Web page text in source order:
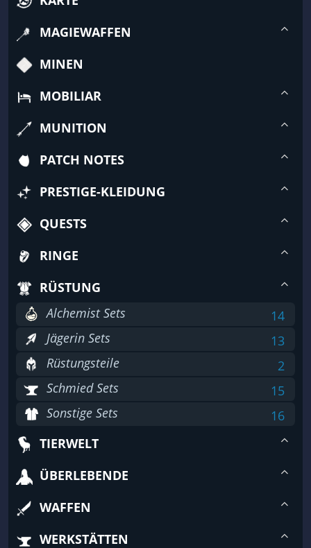
MAGIEWAFFEN
MINEN
MOBILIAR
MUNITION
PATCH NOTES
PRESTIGE-KLEIDUNG
QUESTS
RINGE
RÜSTUNG
Alchemist Sets
14
Jägerin Sets
13
Rüstungsteile
2
Schmied Sets
15
Sonstige Sets
16
TIERWELT
ÜBERLEBENDE
WAFFEN
WERKSTÄTTEN